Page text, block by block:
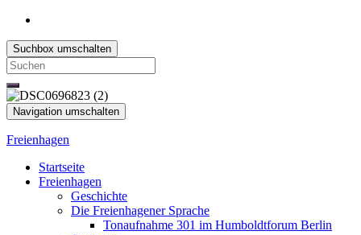
Suchbox umschalten
Search
for:
Navigation umschalten
Freienhagen
Startseite
Freienhagen
Geschichte
Die Freienhagener Sprache
Tonaufnahme 301 im Humboldtforum Berlin